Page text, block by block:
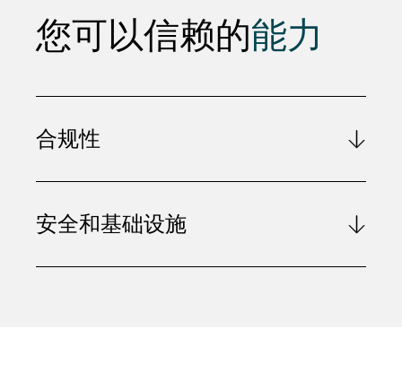
您可以信赖的能力
合规性
安全和基础设施